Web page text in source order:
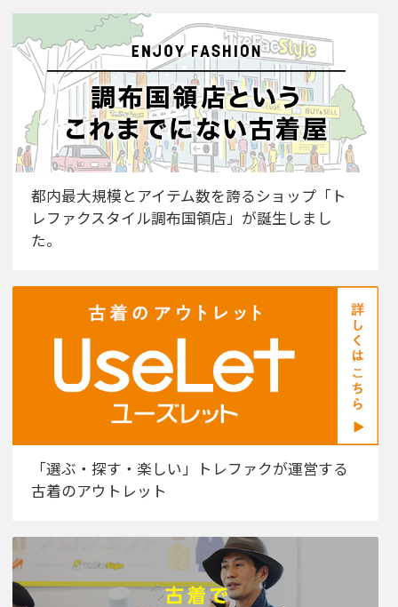
都内最大規模とアイテム数を誇るショップ「ト
レファクスタイル調布国領店」が誕生しまし
た。
「選ぶ・探す・楽しい」トレファクが運営する
古着のアウトレット